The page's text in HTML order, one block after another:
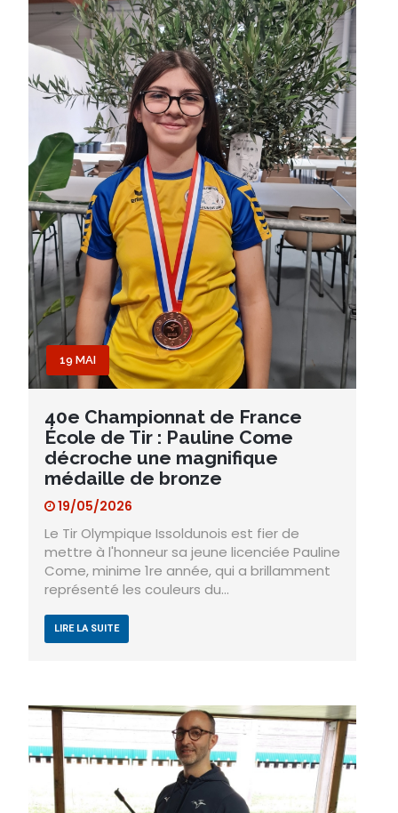
19 MAI
40e Championnat de France
École de Tir : Pauline Come
décroche une magnifique
médaille de bronze
19/05/2026
Le Tir Olympique Issoldunois est fier de
mettre à l'honneur sa jeune licenciée Pauline
Come, minime 1re année, qui a brillamment
représenté les couleurs du…
LIRE LA SUITE